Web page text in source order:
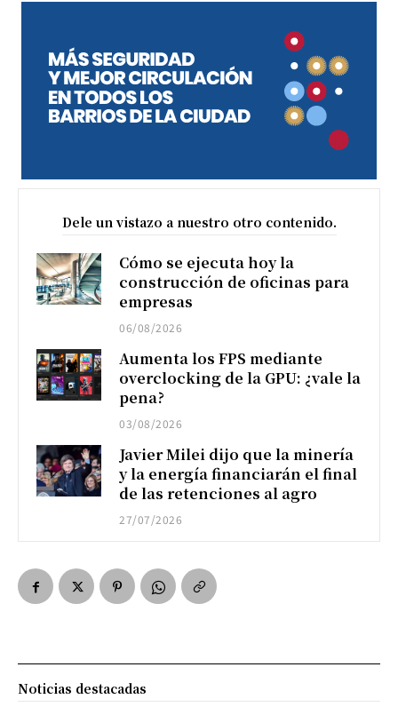
Dele un vistazo a nuestro otro contenido.
Cómo se ejecuta hoy la
construcción de oficinas para
empresas
06/08/2026
Aumenta los FPS mediante
overclocking de la GPU: ¿vale la
pena?
03/08/2026
Javier Milei dijo que la minería
y la energía financiarán el final
de las retenciones al agro
27/07/2026
Noticias destacadas